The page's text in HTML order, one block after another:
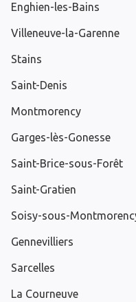
Enghien-les-Bains
Villeneuve-la-Garenne
Stains
Saint-Denis
Montmorency
Garges-lès-Gonesse
Saint-Brice-sous-Forêt
Saint-Gratien
Soisy-sous-
Gennevilliers
Sarcelles
La Courneuve